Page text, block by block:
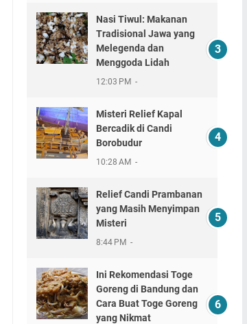
Nasi Tiwul: Makanan
Tradisional Jawa yang
Melegenda dan
Menggoda Lidah
12:03 PM
Misteri Relief Kapal
Bercadik di Candi
Borobudur
10:28 AM
Relief Candi Prambanan
yang Masih Menyimpan
Misteri
8:44 PM
Ini Rekomendasi Toge
Goreng di Bandung dan
Cara Buat Toge Goreng
yang Nikmat